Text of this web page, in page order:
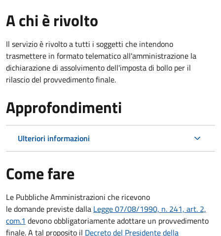
A chi è rivolto
Il servizio è rivolto a tutti i soggetti che intendono
trasmettere in formato telematico all'amministrazione la
dichiarazione di assolvimento dell'imposta di bollo per il
rilascio del provvedimento finale.
Approfondimenti
Ulteriori informazioni
Come fare
Le Pubbliche Amministrazioni che ricevono
le domande previste dalla Legge 07/08/1990, n. 241, art. 2,
com.1 devono obbligatoriamente adottare un provvedimento
finale. A tal proposito il Decreto del Presidente della